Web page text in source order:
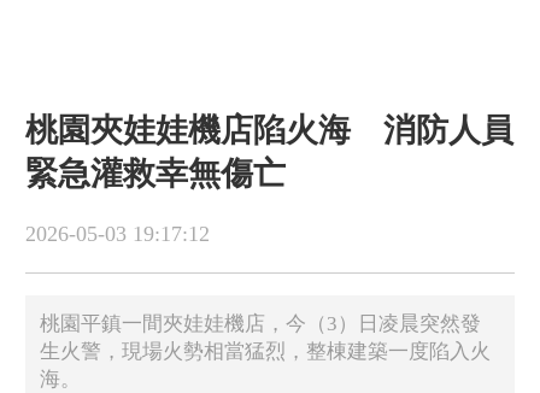
桃園夾娃娃機店陷火海 消防人員
緊急灌救幸無傷亡
2026-05-03 19:17:12
桃園平鎮一間夾娃娃機店，今（3）日凌晨突然發
生火警，現場火勢相當猛烈，整棟建築一度陷入火
海。